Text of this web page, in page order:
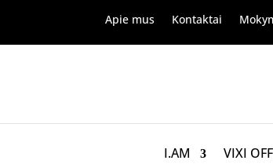
Apie mus Kontaktai
I.AM VIXI